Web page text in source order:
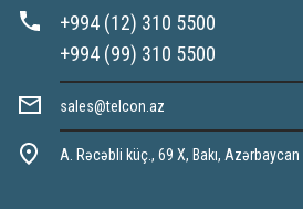
+994 (12) 310 5500
+994 (99) 310 5500
sales@telcon.az
A. Rəcəbli küç., 69 X, Bakı, Azərbaycan